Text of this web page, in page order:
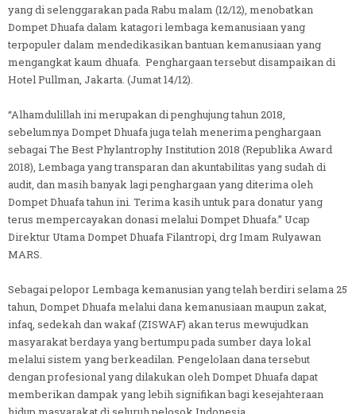
yang di selenggarakan pada Rabu malam (12/12), menobatkan
Dompet Dhuafa dalam katagori lembaga kemanusiaan yang
terpopuler dalam mendedikasikan bantuan kemanusiaan yang
mengangkat kaum dhuafa. Penghargaan tersebut disampaikan di
Hotel Pullman, Jakarta. (Jumat 14/12).
“Alhamdulillah ini merupakan di penghujung tahun 2018,
sebelumnya Dompet Dhuafa juga telah menerima penghargaan
sebagai The Best Phylantrophy Institution 2018 (Republika Award
2018), Lembaga yang transparan dan akuntabilitas yang sudah di
audit, dan masih banyak lagi penghargaan yang diterima oleh
Dompet Dhuafa tahun ini. Terima kasih untuk para donatur yang
terus mempercayakan donasi melalui Dompet Dhuafa.” Ucap
Direktur Utama Dompet Dhuafa Filantropi, drg Imam Rulyawan
MARS.
Sebagai pelopor Lembaga kemanusian yang telah berdiri selama 25
tahun, Dompet Dhuafa melalui dana kemanusiaan maupun zakat,
infaq, sedekah dan wakaf (ZISWAF) akan terus mewujudkan
masyarakat berdaya yang bertumpu pada sumber daya lokal
melalui sistem yang berkeadilan. Pengelolaan dana tersebut
dengan profesional yang dilakukan oleh Dompet Dhuafa dapat
memberikan dampak yang lebih signifikan bagi kesejahteraan